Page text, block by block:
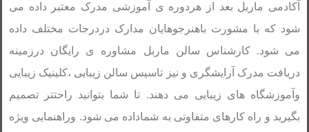
آکادمی ماربل بعد از هردوره ی آموزشی مدرک معتبر داده می
شود که با مشورت باهنرجوهایان مدارک دردرجات مختلف داده
می شود. کارشناس سالن ماربل مشاوره ی رایگان درزمینه
دریافت مدرک آرایشگری و نیز تاسیس سالن زیبایی ،کلینیک زیبایی
وآموزشگاه های زیبایی می دهند. تا شما بتوانید راحتتر تصمیم
بگیرید و راه کارهای متفاوتی به شماداده می شود. وراهنمایی ویژه